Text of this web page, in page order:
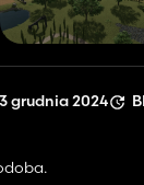
grudnia 2024